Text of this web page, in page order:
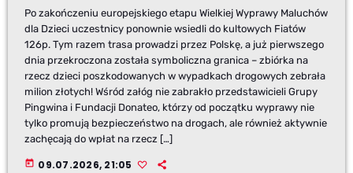
Po zakończeniu europejskiego etapu Wielkiej Wyprawy Maluchów
dla Dzieci uczestnicy ponownie wsiedli do kultowych Fiatów
126p. Tym razem trasa prowadzi przez Polskę, a już pierwszego
dnia przekroczona została symboliczna granica – zbiórka na
rzecz dzieci poszkodowanych w wypadkach drogowych zebrała
milion złotych! Wśród załóg nie zabrakło przedstawicieli Grupy
Pingwina i Fundacji Donateo, którzy od początku wyprawy nie
tylko promują bezpieczeństwo na drogach, ale również aktywnie
zachęcają do wpłat na rzecz […]
today 09.07.2026, 21:05